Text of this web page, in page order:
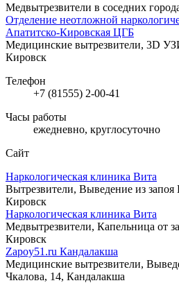
Медвытрезвители в соседних
Отделение неотложной
Апатитско-Кировская ЦГБ
Медицинские вытрезвители, 3D
Кировск
Телефон
+7 (81555) 2-00-41
Часы работы
ежедневно, круглосуточно
Сайт
Наркологическая клиника Вита
Вытрезвители, Выведение из запоя
Кировск
Наркологическая клиника Вита
Медвытрезвители, Капельница от
Кировск
Zapoy51.ru Кандалакша
Медицинские вытрезвители,
Чкалова, 14, Кандалакша